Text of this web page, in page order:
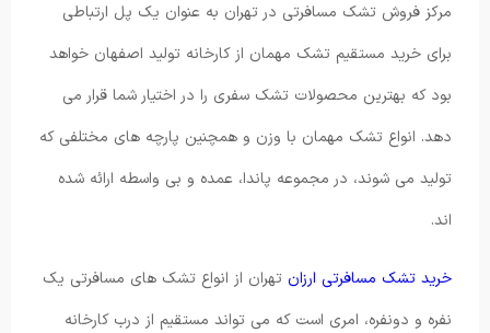
مرکز فروش تشک مسافرتی در تهران به عنوان یک پل ارتباطی
برای خرید مستقیم تشک مهمان از کارخانه تولید اصفهان خواهد
بود که بهترین محصولات تشک سفری را در اختیار شما قرار می
دهد. انواع تشک مهمان با وزن و همچنین پارچه های مختلفی که
تولید می شوند، در مجموعه پاندا، عمده و بی واسطه ارائه شده
اند.
خرید تشک مسافرتی ارزان تهران از انواع تشک های مسافرتی یک
نفره و دونفره، امری است که می تواند مستقیم از درب کارخانه